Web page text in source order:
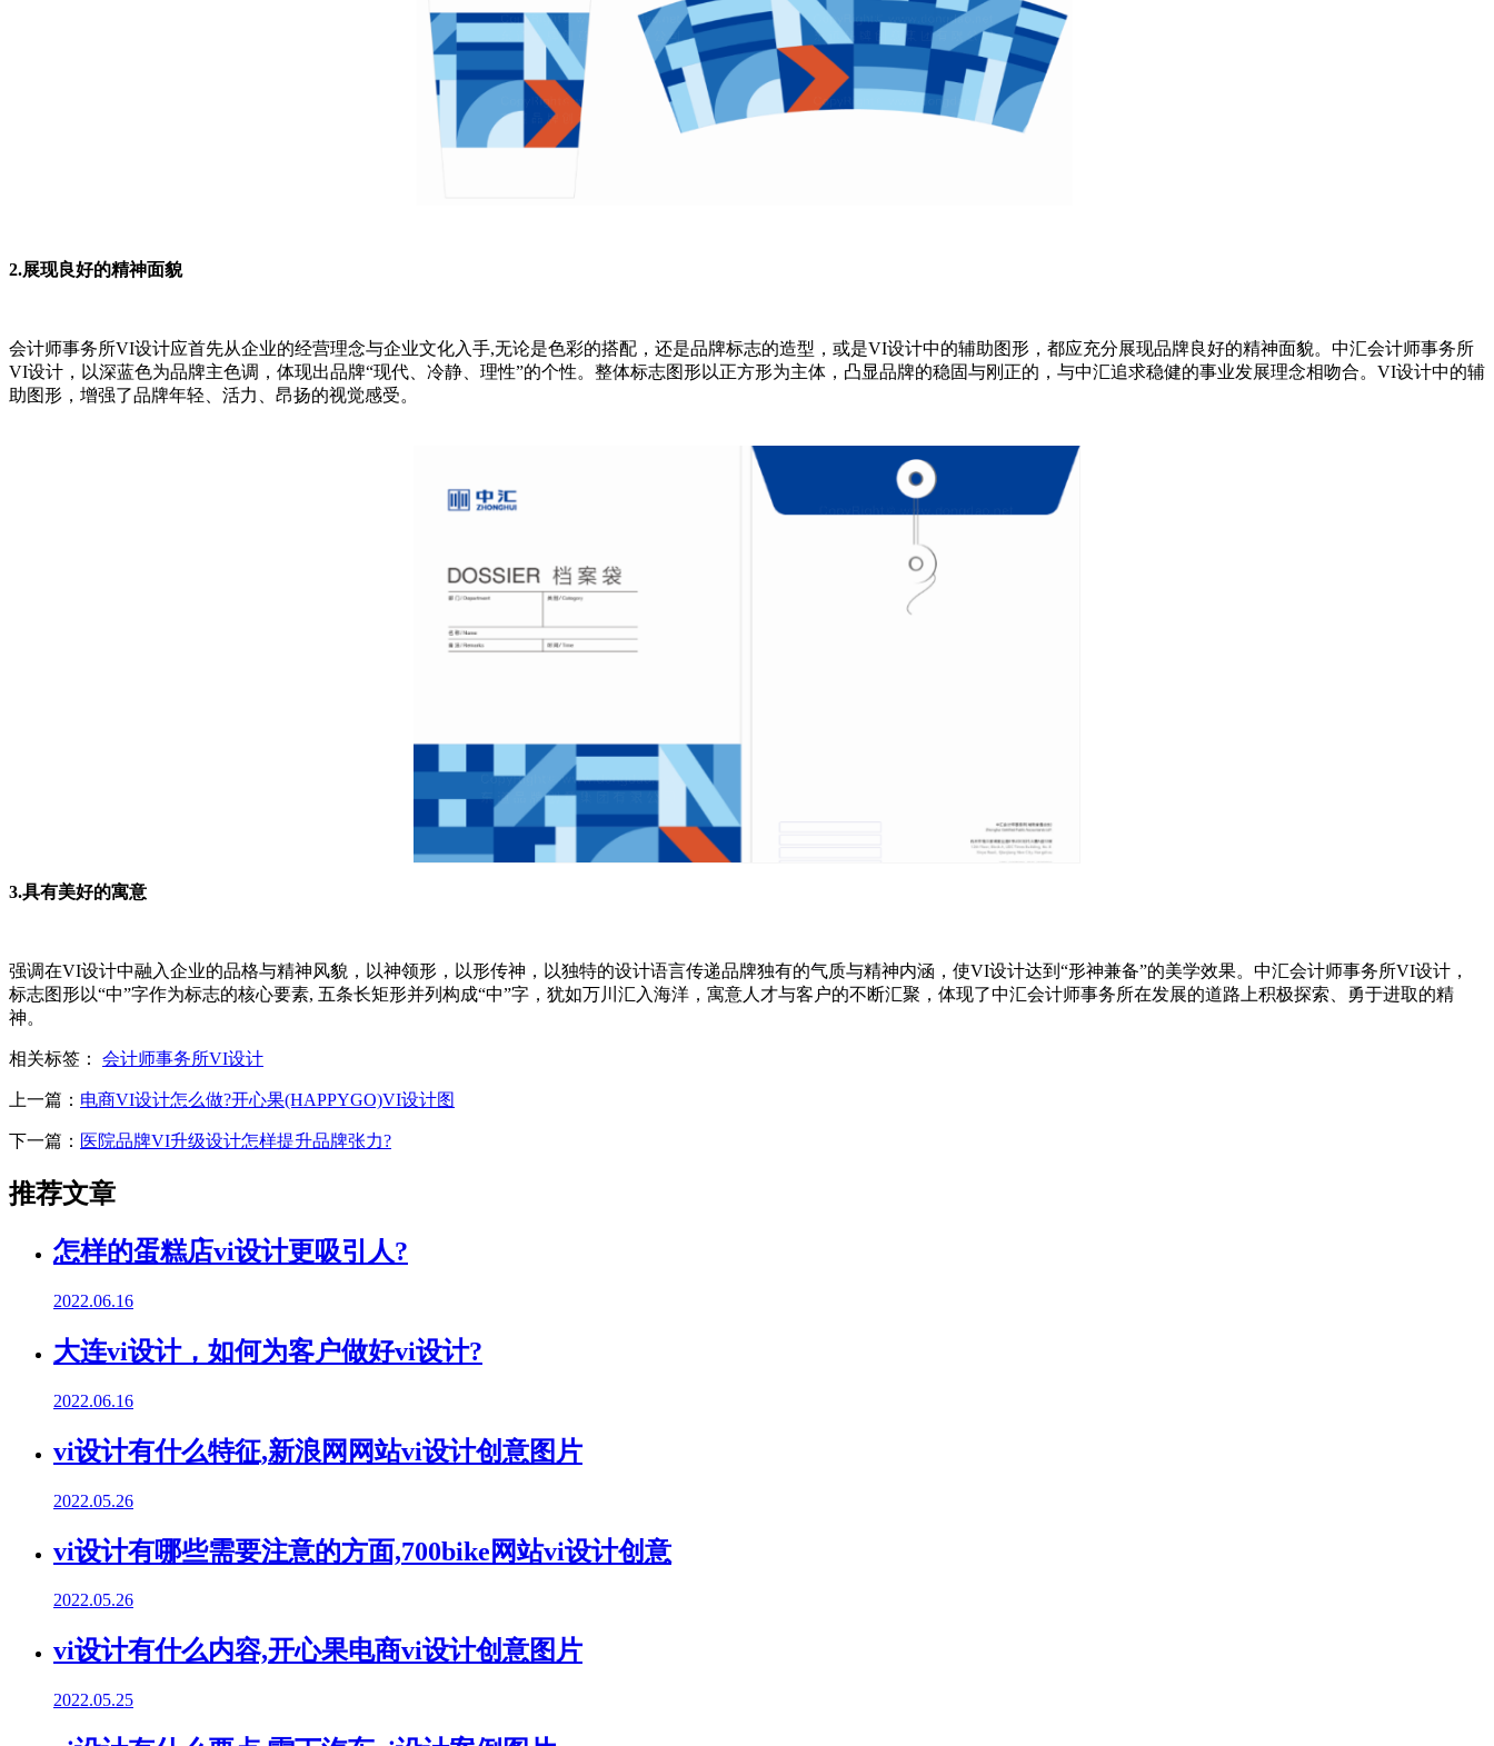
2.展现良好的精神面貌
会计师事务所VI设计应首先从企业的经营理念与企业文化入手,无论是色彩的搭配，还是品牌标志的造型，或是VI设计中的辅助图形，都应充分展现品牌良好的精神面貌。中汇会计师事务所
VI设计，以深蓝色为品牌主色调，体现出品牌“现代、冷静、理性”的个性。整体标志图形以正方形为主体，凸显品牌的稳固与刚正的，与中汇追求稳健的事业发展理念相吻合。VI设计中的辅
助图形，增强了品牌年轻、活力、昂扬的视觉感受。
3.具有美好的寓意
强调在VI设计中融入企业的品格与精神风貌，以神领形，以形传神，以独特的设计语言传递品牌独有的气质与精神内涵，使VI设计达到“形神兼备”的美学效果。中汇会计师事务所VI设计，
标志图形以“中”字作为标志的核心要素, 五条长矩形并列构成“中”字，犹如万川汇入海洋，寓意人才与客户的不断汇聚，体现了中汇会计师事务所在发展的道路上积极探索、勇于进取的精
神。
相关标签： 会计师事务所VI设计
上一篇： 电商VI设计怎么做?开心果(HAPPYGO)VI设计图
下一篇： 医院品牌VI升级设计怎样提升品牌张力?
推荐文章
怎样的蛋糕店vi设计更吸引人?
2022.06.16
大连vi设计，如何为客户做好vi设计?
2022.06.16
vi设计有什么特征,新浪网网站vi设计创意图片
2022.05.26
vi设计有哪些需要注意的方面,700bike网站vi设计创意
2022.05.26
vi设计有什么内容,开心果电商vi设计创意图片
2022.05.25